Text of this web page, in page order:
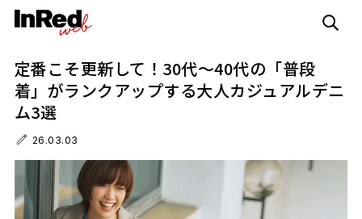
定番こそ更新して！30代～40代の「普段
着」がランクアップする大人カジュアルデニ
ム3選
26.03.03